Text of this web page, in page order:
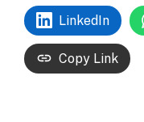
LinkedIn
Copy Link